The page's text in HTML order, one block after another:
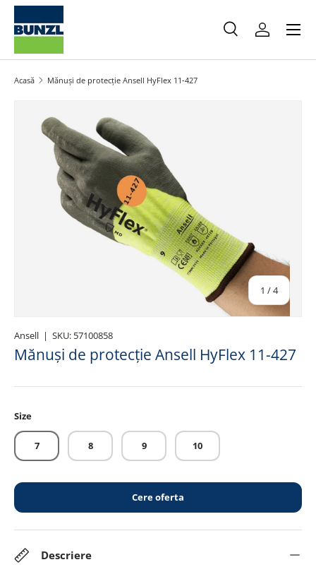
Salt la conținut
Caută
Caută
Meniu
Acasă Mănuși de protecție Ansell HyFlex 11-427
Salt la informațiile produsului
1 /din
4
Ansell | SKU: 57100858
Mănuși de protecție Ansell HyFlex 11-427
Size
7 8 9 10
Cere oferta
Descriere